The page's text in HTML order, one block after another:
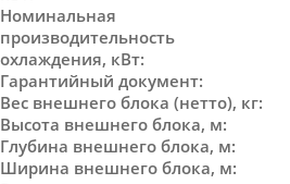
Номинальная
производительность
охлаждения, кВт:
Гарантийный документ:
Вес внешнего блока (нетто), кг:
Высота внешнего блока, м:
Глубина внешнего блока, м:
Ширина внешнего блока, м: